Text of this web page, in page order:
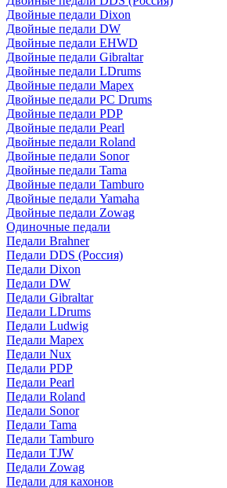
Двойные педали Dixon
Двойные педали DW
Двойные педали EHWD
Двойные педали Gibraltar
Двойные педали LDrums
Двойные педали Mapex
Двойные педали PC Drums
Двойные педали PDP
Двойные педали Pearl
Двойные педали Roland
Двойные педали Sonor
Двойные педали Tama
Двойные педали Tamburo
Двойные педали Yamaha
Двойные педали Zowag
Одиночные педали
Педали Brahner
Педали DDS (Россия)
Педали Dixon
Педали DW
Педали Gibraltar
Педали LDrums
Педали Ludwig
Педали Mapex
Педали Nux
Педали PDP
Педали Pearl
Педали Roland
Педали Sonor
Педали Tama
Педали Tamburo
Педали TJW
Педали Zowag
Педали для кахонов